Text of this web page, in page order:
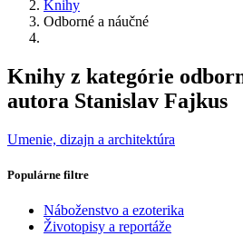
Knihy
Odborné a náučné
Knihy z kategórie
autora Stanislav Fajkus
Umenie, dizajn a architektúra
Populárne filtre
Náboženstvo a ezoterika
Životopisy a reportáže